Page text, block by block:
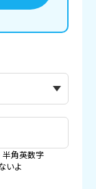
角英数字
いよ